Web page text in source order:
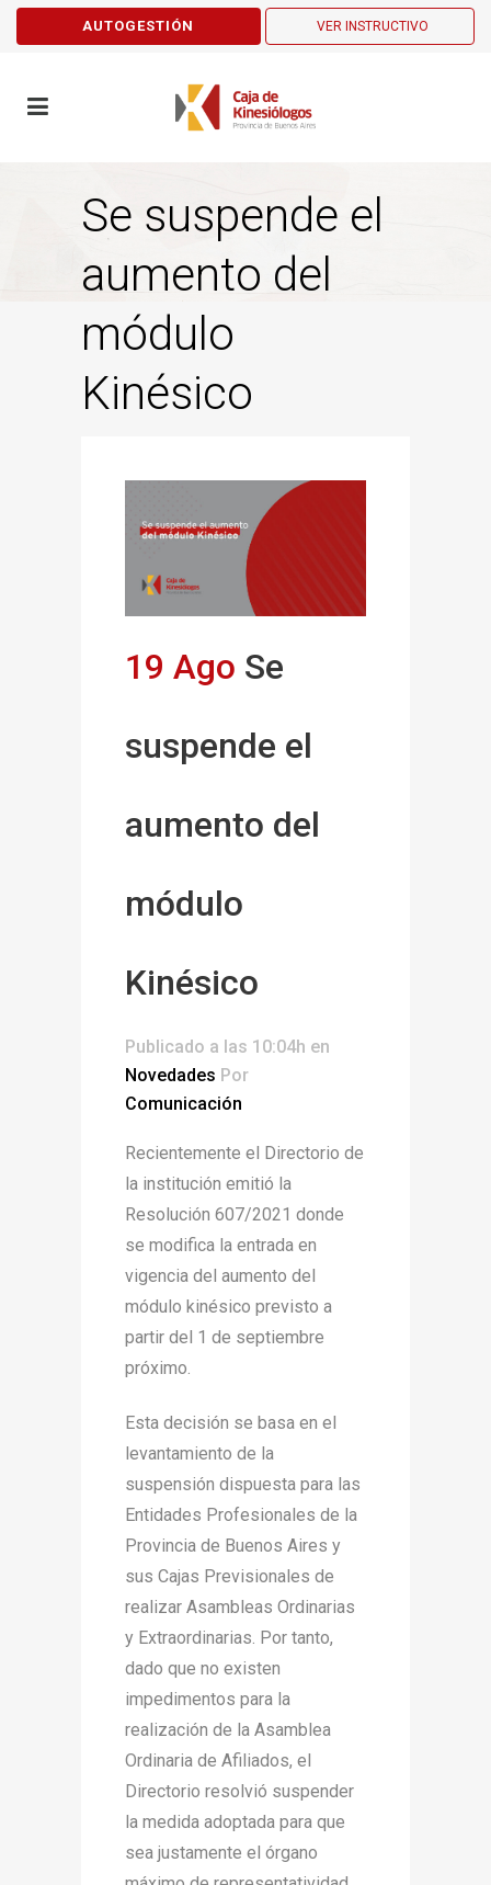
AUTOGESTIÓN VER INSTRUCTIVO
Se suspende el
aumento del
módulo
Kinésico
19 Ago Se
suspende el
aumento del
módulo
Kinésico
Publicado a las 10:04h en
Novedades Por
Comunicación
Recientemente el Directorio de
la institución emitió la
Resolución 607/2021 donde
se modifica la entrada en
vigencia del aumento del
módulo kinésico previsto a
partir del 1 de septiembre
próximo.
Esta decisión se basa en el
levantamiento de la
suspensión dispuesta para las
Entidades Profesionales de la
Provincia de Buenos Aires y
sus Cajas Previsionales de
realizar Asambleas Ordinarias
y Extraordinarias. Por tanto,
dado que no existen
impedimentos para la
realización de la Asamblea
Ordinaria de Afiliados, el
Directorio resolvió suspender
la medida adoptada para que
sea justamente el órgano